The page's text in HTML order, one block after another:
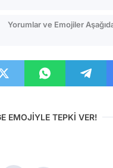
Yorumlar ve Emojiler
EMOJİYLE TEPKİ VER!